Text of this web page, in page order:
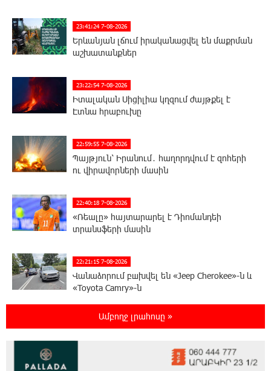
23:41:24 7-08-2026
Երևանյան լճում իրականացվել են մաքրման
աշխատանքներ
23:22:54 7-08-2026
Իտալական Սիցիլիա կղզում ժայթքել է
Էտնա հրաբուխը
22:59:55 7-08-2026
Պայթյուն՝ Իրանում․ հաղորդվում է զոհերի
ու վիրավորների մասին
22:40:18 7-08-2026
«Ռեալը» հայտարարել է Դիոմանդեի
տրանսֆերի մասին
22:21:15 7-08-2026
Վանաձորում բшխվել են «Jeep Cherokee»-ն և
«Toyota Camry»-ն
22:03:58 7-08-2026
օգտագործել Starlink-ը Ռուսաստանի դեմ
հարվшծները կառավարելու համար
Ամբողջ լրահոսը »